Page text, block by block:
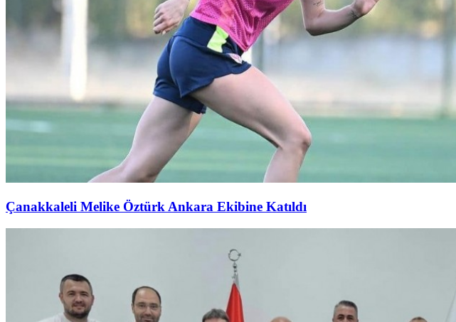
Çanakkaleli Melike Öztürk Ankara Ekibine Katıldı